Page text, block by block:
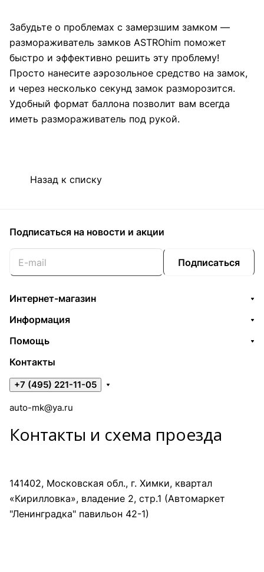
Забудьте о проблемах с замерзшим замком —
размораживатель замков ASTROhim поможет
быстро и эффективно решить эту проблему!
Просто нанесите аэрозольное средство на замок,
и через несколько секунд замок разморозится.
Удобный формат баллона позволит вам всегда
иметь размораживатель под рукой.
Назад к списку
Подписаться на новости и акции
Подписаться
Интернет-магазин
Информация
Помощь
Контакты
+7 (495) 221-11-05
auto-mk@ya.ru
Контакты и схема проезда
141402, Московская обл., г. Химки, квартал
«Кирилловка», владение 2, стр.1 (Автомаркет
"Ленинградка" павильон 42-1)